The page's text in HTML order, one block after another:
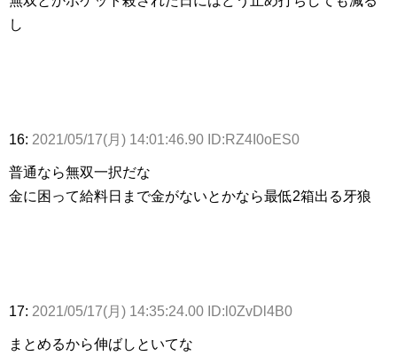
し
16: 2021/05/17(月) 14:01:46.90 ID:RZ4I0oES0
普通なら無双一択だな
金に困って給料日まで金がないとかなら最低2箱出る牙狼
17: 2021/05/17(月) 14:35:24.00 ID:l0ZvDl4B0
まとめるから伸ばしといてな